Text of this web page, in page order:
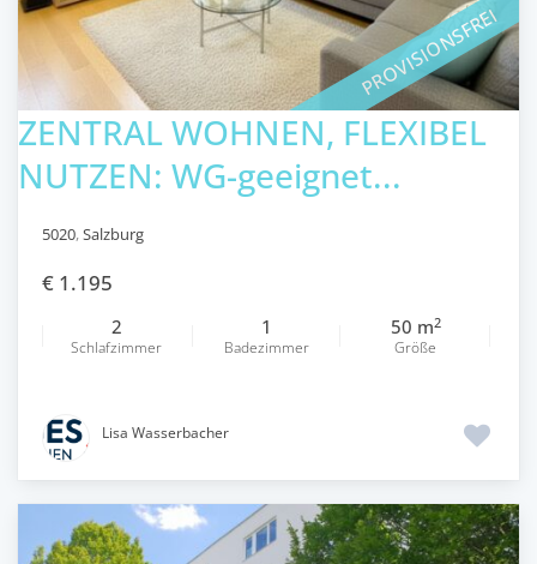
PROVISIONSFREI
ZENTRAL WOHNEN, FLEXIBEL
NUTZEN: WG-geeignet...
5020,Salzburg
€ 1.195
2
Schlafzimmer
1
Badezimmer
50 m2
Größe
Lisa Wasserbacher